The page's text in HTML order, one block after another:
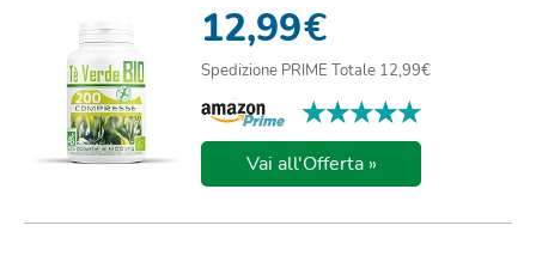
12,99€
Spedizione PRIME Totale 12,99€
★★★★★
★★★★★
Vai all'Offerta »